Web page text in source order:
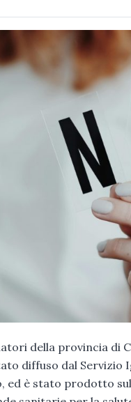
della provincia di
diffuso dal Servizio
ed è stato prodotto